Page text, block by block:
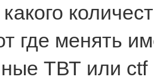
где менять
ТВТ или ctf